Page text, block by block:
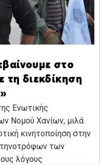
στο
τη διεκδίκηση
Ενωτικής
Νομού Χανίων, μιλά
κινητοποίηση στην
των
λόγους